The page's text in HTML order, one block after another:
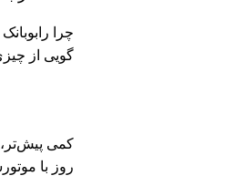
چرا رابوبانک
گویی از
روز با